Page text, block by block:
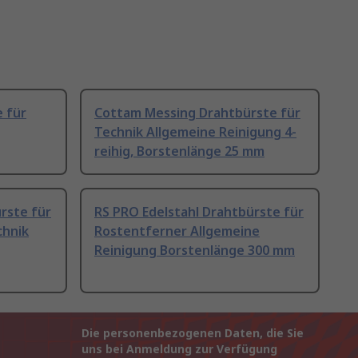
für
Cottam Messing Drahtbürste für
Technik Allgemeine Reinigung 4-
reihig, Borstenlänge 25 mm
für
RS PRO Edelstahl Drahtbürste für
Rostentferner Allgemeine
Reinigung Borstenlänge 300 mm
Die personenbezogenen Daten, die Sie
uns bei Anmeldung zur Verfügung